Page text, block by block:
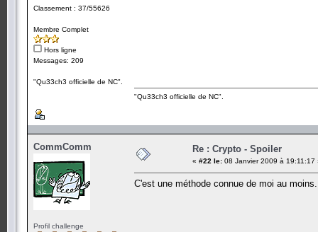
Classement : 37/55626
Membre Complet
Hors ligne
Messages: 209
"Qu33ch3 officielle de NC".
"Qu33ch3 officielle de NC".
CommComm
Profil challenge
Re : Crypto - Spoiler
« #22 le: 08 Janvier 2009 à 19:11:17
C'est une méthode connue de moi au